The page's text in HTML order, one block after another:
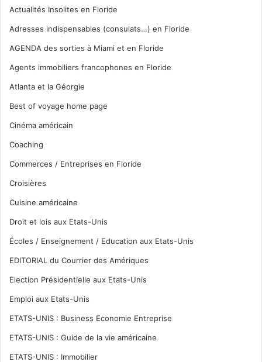
Actualités Insolites en Floride
Adresses indispensables (consulats…) en Floride
AGENDA des sorties à Miami et en Floride
Agents immobiliers francophones en Floride
Atlanta et la Géorgie
Best of voyage home page
Cinéma américain
Coaching
Commerces / Entreprises en Floride
Croisières
Cuisine américaine
Droit et lois aux Etats-Unis
Écoles / Enseignement / Education aux Etats-Unis
EDITORIAL du Courrier des Amériques
Election Présidentielle aux Etats-Unis
Emploi aux Etats-Unis
ETATS-UNIS : Business Economie Entreprise
ETATS-UNIS : Guide de la vie américaine
ETATS-UNIS : Immobilier